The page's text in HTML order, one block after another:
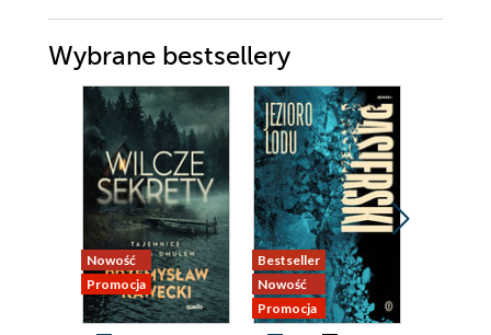
Wybrane bestsellery
Nowość
Promocja
Bestseller
Nowość
Promocja